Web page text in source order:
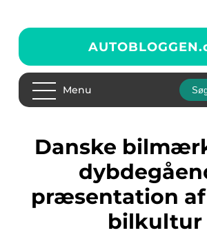
AUTOBLOGGEN.
Menu
Danske bilmærker: En
præsentation
bilkultur